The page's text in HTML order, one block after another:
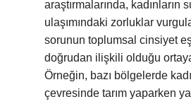
araştırmalarında, kadınların
ulaşımındaki zorluklar
sorunun toplumsal cinsiyet
doğrudan ilişkili olduğu
Örneğin, bazı bölgelerde
çevresinde tarım yaparken